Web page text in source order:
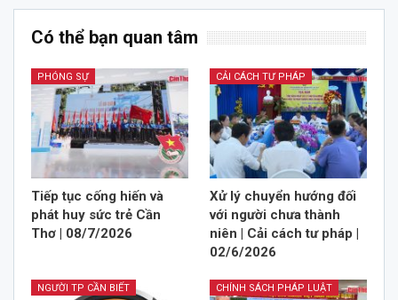
Có thể bạn quan tâm
PHÓNG SỰ
Tiếp tục cống hiến và
phát huy sức trẻ Cần
Thơ | 08/7/2026
CẢI CÁCH TƯ PHÁP
Xử lý chuyển hướng đối
với người chưa thành
niên | Cải cách tư pháp |
02/6/2026
NGƯỜI TP CẦN BIẾT CHÍNH SÁCH PHÁP LUẬT